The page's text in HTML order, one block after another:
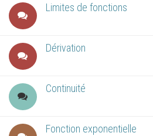
Limites de fonctions
Dérivation
Continuité
Fonction exponentielle